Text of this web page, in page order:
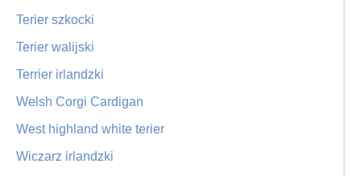
Terier szkocki
Terier walijski
Terrier irlandzki
Welsh Corgi Cardigan
West highland white terier
Wiczarz irlandzki